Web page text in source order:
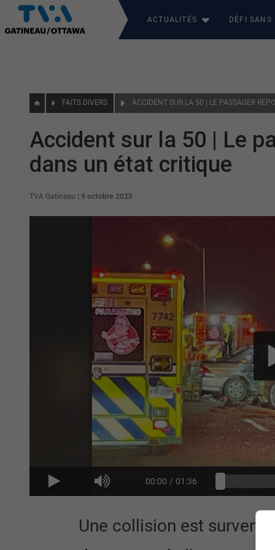
ACTUALITÉS DÉFI SANS
FAITS DIVERS
Accident sur la 50 | Le
dans un état critique
TVA Gatineau 9 octobre 2025
00:00 / 01:36
Une collision est